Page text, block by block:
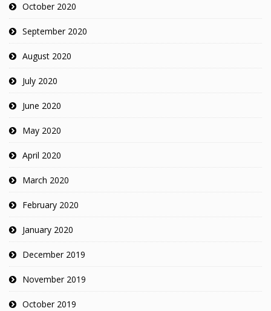
October 2020
September 2020
August 2020
July 2020
June 2020
May 2020
April 2020
March 2020
February 2020
January 2020
December 2019
November 2019
October 2019